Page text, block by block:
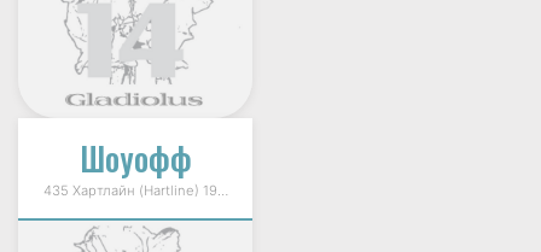
Шоуофф
435 Хартлайн (Hartline) 1999г.